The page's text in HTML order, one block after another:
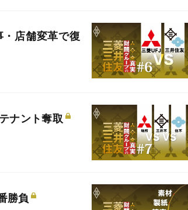
店舗変革で復
ナント奪取
勝負